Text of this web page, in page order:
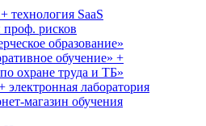
технология SaaS
рисков
образование»
обучение» +
охране труда и ТБ»
лаборатория
магазин обучения